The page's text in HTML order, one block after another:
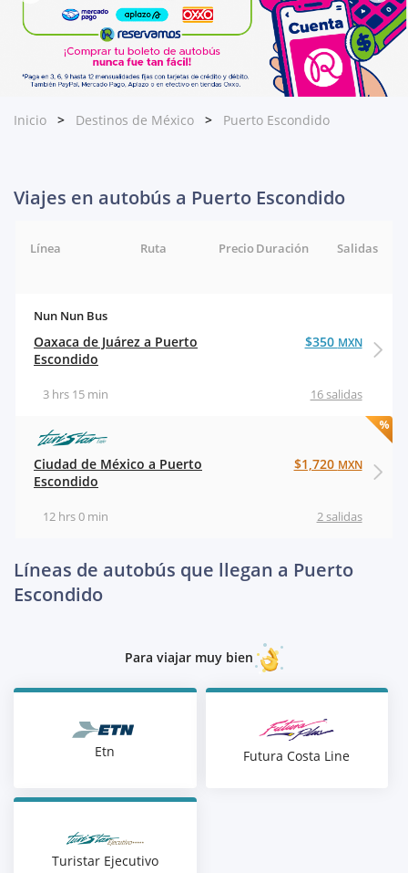
Inicio Destinos de México Puerto Escondido
Viajes en autobús a Puerto Escondido
Línea Ruta Salidas
Duración
Precio
Nun Nun Bus
Oaxaca de Juárez a Puerto
Escondido
16 salidas
3 hrs 15 min
$350 MXN
Ciudad de México a Puerto
Escondido
2 salidas
12 hrs 0 min
$1,720 MXN
Líneas de autobús que llegan a Puerto
Escondido
Para viajar muy bien
Etn Futura Costa Line
Turistar Ejecutivo